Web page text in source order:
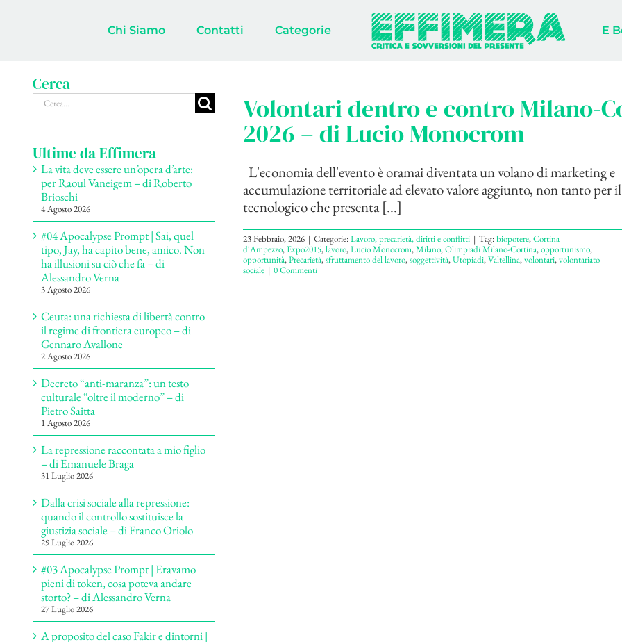
Chi Siamo Contatti Categorie E
Volontari dentro e contro Milano-
2026 – di Lucio Monocrom
L'economia dell'evento è oramai diventata un volano di marketing e
accumulazione territoriale ad elevato valore aggiunto, non tanto per
tecnologico che presenta [...]
23 Febbraio, 2026 | Categorie:Lavoro, precarietà, diritti e conflitti | Tag:biopotere,Cortina
d'Ampezzo,Expo2015,lavoro,Lucio Monocrom,Milano,Olimpiadi Milano-Cortina,opportunismo,
opportunità,Precarietà,sfruttamento del lavoro,soggettività,Utopiadi,Valtellina,volontari,volontariato
sociale | 0 Commenti
Cerca
Cerca
per:
Ultime da Effimera
La vita deve essere un’opera d’arte:
per Raoul Vaneigem – di Roberto
Brioschi
4 Agosto 2026
#04 Apocalypse Prompt | Sai, quel
tipo, Jay, ha capito bene, amico. Non
ha illusioni su ciò che fa – di
Alessandro Verna
3 Agosto 2026
Ceuta: una richiesta di libertà contro
il regime di frontiera europeo – di
Gennaro Avallone
2 Agosto 2026
Decreto “anti-maranza”: un testo
culturale “oltre il moderno” – di
Pietro Saitta
1 Agosto 2026
La repressione raccontata a mio figlio
– di Emanuele Braga
31 Luglio 2026
Dalla crisi sociale alla repressione:
quando il controllo sostituisce la
giustizia sociale – di Franco Oriolo
29 Luglio 2026
#03 Apocalypse Prompt | Eravamo
pieni di token, cosa poteva andare
storto? – di Alessandro Verna
27 Luglio 2026
A proposito del caso Fakir e dintorni |